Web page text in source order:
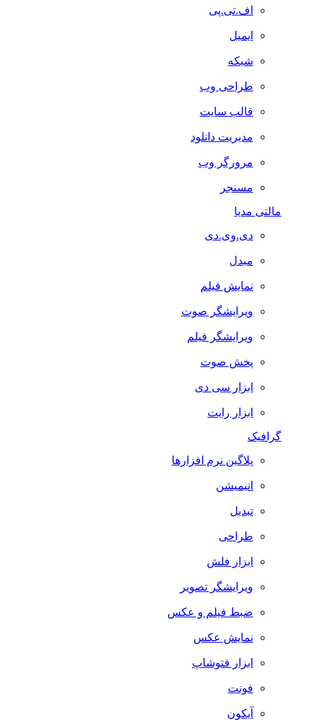
اف.تی.پی
ایمیل
شبکه
طراحی وب
قالب سایت
مدیریت دانلود
مرورگر وب
مسنجر
مالتی مدیا
دی.وی.دی
مبدل
نمایش فیلم
ویرایشگر صوت
ویرایشگر فیلم
پخش صوت
ابزار سی دی
ابزار رایت
گرافیک
پلاگین نرم افزارها
انیمیشن
تبدیل
طراحی
ابزار فلش
ویرایشگر تصویر
ضبط فيلم و عكس
نمایش عکس
ابزار فتوشاپ
فونت
آیکون